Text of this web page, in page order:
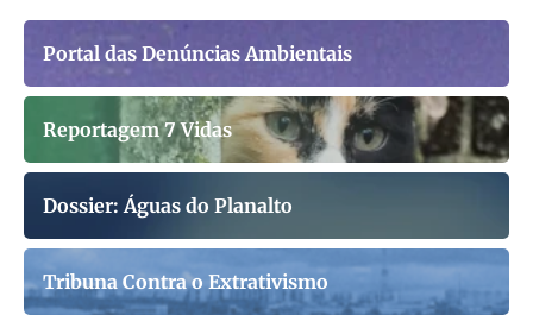
Portal das Denúncias Ambientais
Reportagem 7 Vidas
Dossier: Águas do Planalto
Tribuna Contra o Extrativismo